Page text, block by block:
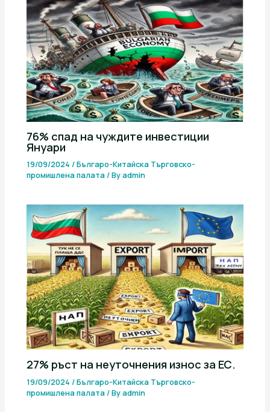
76% спад на чуждите инвестиции
Януари
19/09/2024/Българо-Китайска Търговско-
промишлена палaта/ Byadmin
27% ръст на неуточнения износ за ЕС.
19/09/2024/Българо-Китайска Търговско-
промишлена палaта/ Byadmin